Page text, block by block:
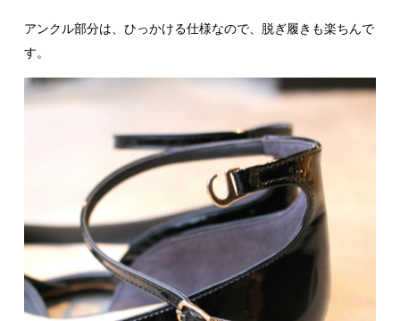
アンクル部分は、ひっかける仕様なので、脱ぎ履きも楽ちんで
す。